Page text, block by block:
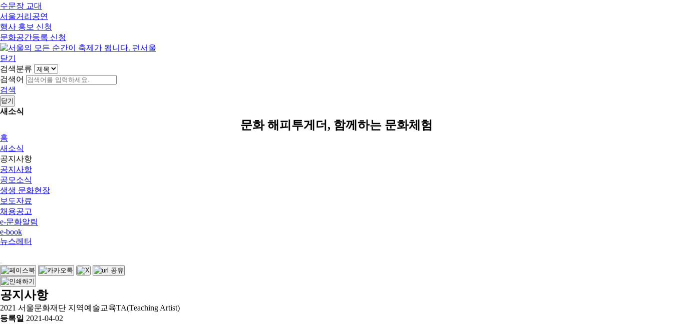
수문장 교대
서울거리공연
행사 홍보 신청
문화공간등록 신청
닫기
검색분류
검색어
검색
닫기
새소식
문화 해피투게더, 함께하는 문화체험
홈
새소식
공지사항
공지사항
공모소식
생생 문화현장
보도자료
채용공고
e-문화알림
e-book
뉴스레터
공지사항
2021 서울문화재단 지역예술교육TA(Teaching Artist)
등록일 2021-04-02